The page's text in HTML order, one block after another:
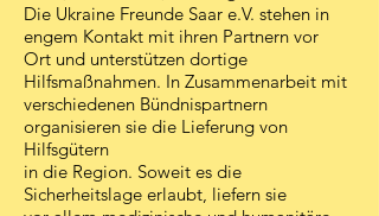
Die Ukraine Freunde Saar e.V. stehen in
engem Kontakt mit ihren Partnern vor
Ort und unterstützen dortige
Hilfsmaßnahmen. In Zusammenarbeit mit
verschiedenen Bündnispartnern
organisieren sie die Lieferung von
Hilfsgütern
in die Region. Soweit es die
Sicherheitslage erlaubt, liefern sie